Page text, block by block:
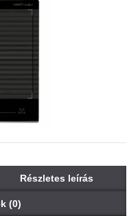
Részletes leírás
(0)